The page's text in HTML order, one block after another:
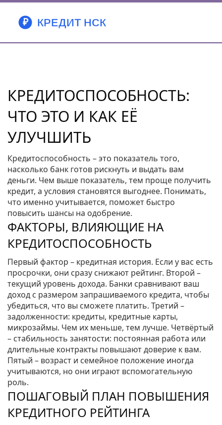
КРЕДИТОСПОСОБНОСТЬ:
ЧТО ЭТО И КАК ЕЁ
УЛУЧШИТЬ
Кредитоспособность – это показатель того,
насколько банк готов рискнуть и выдать вам
деньги. Чем выше показатель, тем проще получить
кредит, а условия становятся выгоднее. Понимать,
что именно учитывается, поможет быстро
повысить шансы на одобрение.
ФАКТОРЫ, ВЛИЯЮЩИЕ НА
КРЕДИТОСПОСОБНОСТЬ
Первый фактор – кредитная история. Если у вас есть
просрочки, они сразу снижают рейтинг. Второй –
текущий уровень дохода. Банки сравнивают ваш
доход с размером запрашиваемого кредита, чтобы
убедиться, что вы сможете платить. Третий –
задолженности: кредиты, кредитные карты,
микрозаймы. Чем их меньше, тем лучше. Четвёртый
– стабильность занятости: постоянная работа или
длительные контракты повышают доверие к вам.
Пятый – возраст и семейное положение иногда
учитываются, но они играют вспомогательную
роль.
ПОШАГОВЫЙ ПЛАН ПОВЫШЕНИЯ
КРЕДИТНОГО РЕЙТИНГА